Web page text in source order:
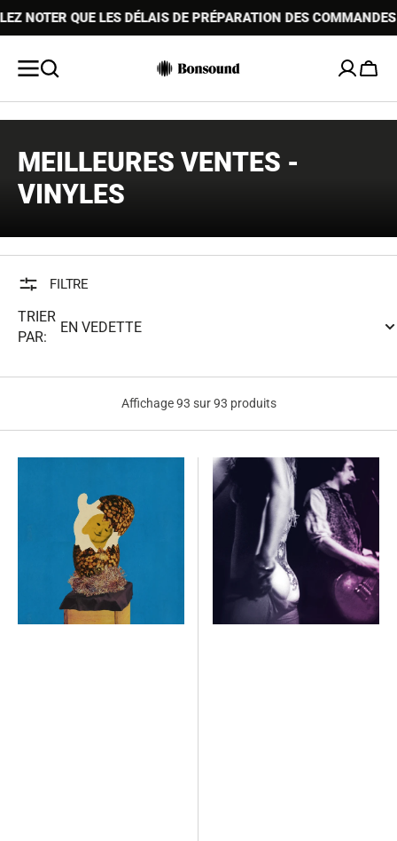
AU
PEUVENT ÊTRE LÉGÈREMENT PLUS LONGS DURANT
COLLECTION:
MEILLEURES VENTES -
VINYLES
FILTRE
Affichage 93 sur 93 produits
TRIER
PAR:
Les
Secrétaires
Volantes